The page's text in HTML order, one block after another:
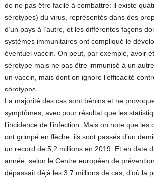
de ne pas être facile à combattre: il existe
sérotypes) du virus, représentés dans des
d’un pays à l’autre, et les différentes façons
systèmes immunitaires ont compliqué le
éventuel vaccin. On peut, par exemple, avoir
sérotype mais ne pas être immunisé à un
un vaccin, mais dont on ignore l’efficacité
sérotypes.
La majorité des cas sont bénins et ne
symptômes, avec pour résultat que les
l’incidence de l’infection. Mais on note que les
ont grimpé en flèche: ils sont passés d’un
un record de 5,2 millions en 2019. Et en date
année, selon le Centre européen de
dépassait déjà les 3,7 millions de cas, d’où la